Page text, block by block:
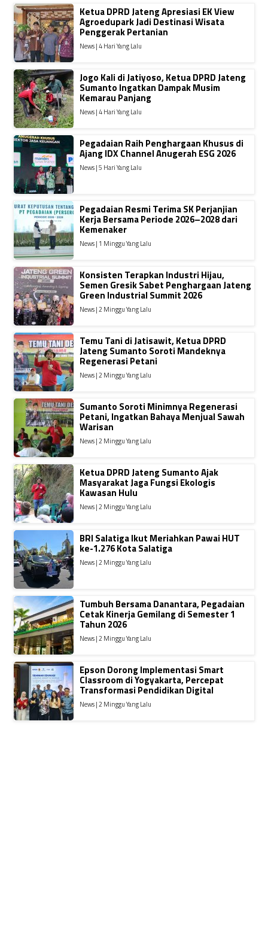
Ketua DPRD Jateng Apresiasi EK View
Agroedupark Jadi Destinasi Wisata
Penggerak Pertanian
News | 4 Hari Yang Lalu
Jogo Kali di Jatiyoso, Ketua DPRD Jateng
Sumanto Ingatkan Dampak Musim
Kemarau Panjang
News | 4 Hari Yang Lalu
Pegadaian Raih Penghargaan Khusus di
Ajang IDX Channel Anugerah ESG 2026
News | 5 Hari Yang Lalu
Pegadaian Resmi Terima SK Perjanjian
Kerja Bersama Periode 2026–2028 dari
Kemenaker
News | 1 Minggu Yang Lalu
Konsisten Terapkan Industri Hijau,
Semen Gresik Sabet Penghargaan Jateng
Green Industrial Summit 2026
News | 2 Minggu Yang Lalu
Temu Tani di Jatisawit, Ketua DPRD
Jateng Sumanto Soroti Mandeknya
Regenerasi Petani
News | 2 Minggu Yang Lalu
Sumanto Soroti Minimnya Regenerasi
Petani, Ingatkan Bahaya Menjual Sawah
Warisan
News | 2 Minggu Yang Lalu
Ketua DPRD Jateng Sumanto Ajak
Masyarakat Jaga Fungsi Ekologis
Kawasan Hulu
News | 2 Minggu Yang Lalu
BRI Salatiga Ikut Meriahkan Pawai HUT
ke-1.276 Kota Salatiga
News | 2 Minggu Yang Lalu
Tumbuh Bersama Danantara, Pegadaian
Cetak Kinerja Gemilang di Semester 1
Tahun 2026
News | 2 Minggu Yang Lalu
Epson Dorong Implementasi Smart
Classroom di Yogyakarta, Percepat
Transformasi Pendidikan Digital
News | 2 Minggu Yang Lalu